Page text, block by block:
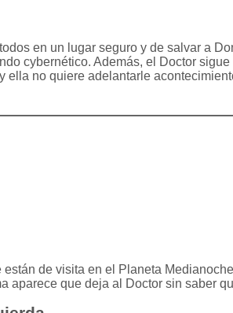
en un lugar seguro y de salvar a
cybernético. Además, el Doctor sigue
ella no quiere adelantarle
de visita en el Planeta
aparece que deja al Doctor sin saber